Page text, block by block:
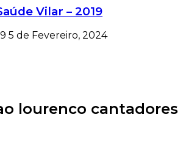
Vilar – 2019
5 de Fevereiro, 2024
lourenco cantadores